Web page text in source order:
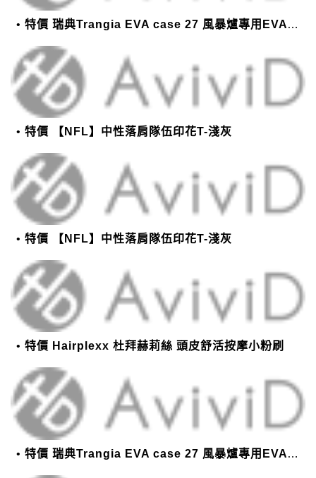
特價 瑞典Trangia EVA case 27 風暴爐專用EVA 防護外盒(小)-黑
特價 【NFL】中性落肩隊伍印花T-淺灰
特價 【NFL】中性落肩隊伍印花T-淺灰
特價 Hairplexx 杜拜赫莉絲 頭皮舒活按摩小粉刷
特價 瑞典Trangia EVA case 27 風暴爐專用EVA 防護外盒(小)-黑